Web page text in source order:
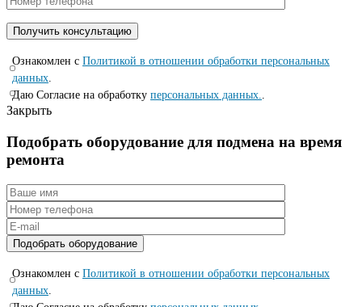
Ознакомлен с Политикой в отношении обработки персональных
данных.
Даю Согласие на обработку персональных данных..
Закрыть
Подобрать оборудование для подмена на время
ремонта
Ознакомлен с Политикой в отношении обработки персональных
данных